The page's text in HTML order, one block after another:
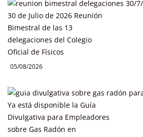
30 de Julio de 2026 Reunión
Bimestral de las 13
delegaciones del Colegio
Oficial de Físicos
05/08/2026
Ya está disponible la Guía
Divulgativa para Empleadores
sobre Gas Radón en